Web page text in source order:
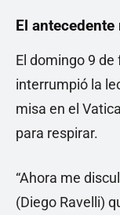
El antecedente
El domingo 9
interrumpió la
misa en el
para respirar.
“Ahora me
(Diego Ravelli)